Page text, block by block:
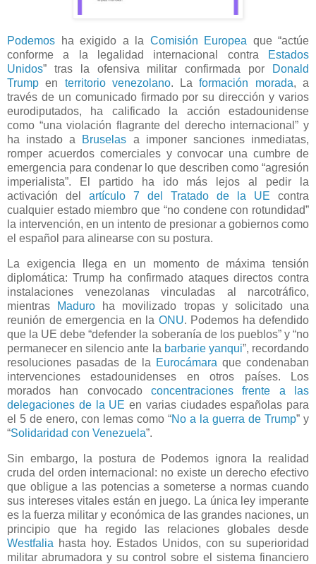
Podemos ha exigido a la Comisión Europea que “actúe
conforme a la legalidad internacional contra
Estados
Unidos” tras la ofensiva militar confirmada por
Donald
Trump en territorio venezolano. Laformación morada, a
través de un comunicado firmado por su dirección y varios
eurodiputados, ha calificado la acción estadounidense
como “una violación flagrante del derecho internacional” y
ha instado a Bruselas a imponer sanciones inmediatas,
romper acuerdos comerciales y convocar una cumbre de
emergencia para condenar lo que describen como “agresión
imperialista”. El partido ha ido más lejos al pedir la
activación del artículo 7 del Tratado de la UE contra
cualquier estado miembro que “no condene con rotundidad”
la intervención, en un intento de presionar a gobiernos como
el español para alinearse con su postura.
La exigencia llega en un momento de máxima tensión
diplomática: Trump ha confirmado ataques directos contra
instalaciones venezolanas vinculadas al narcotráfico,
mientras
Maduro ha movilizado tropas y solicitado una
reunión de emergencia en la ONU. Podemos ha defendido
que la UE debe “defender la soberanía de los pueblos” y “no
permanecer en silencio ante la barbarie yanqui”, recordando
resoluciones pasadas de la Eurocámara que condenaban
intervenciones estadounidenses en otros países. Los
morados han convocado concentraciones frente a las
delegaciones de la UE en varias ciudades españolas para
el 5 de enero, con lemas como “No a la guerra de Trump” y
“Solidaridad con Venezuela”.
Sin embargo, la postura de Podemos ignora la realidad
cruda del orden internacional: no existe un derecho efectivo
que obligue a las potencias a someterse a normas cuando
sus intereses vitales están en juego. La única ley imperante
es la fuerza militar y económica de las grandes naciones, un
principio que ha regido las relaciones globales desde
Westfalia hasta hoy. Estados Unidos, con su superioridad
militar abrumadora y su control sobre el sistema financiero